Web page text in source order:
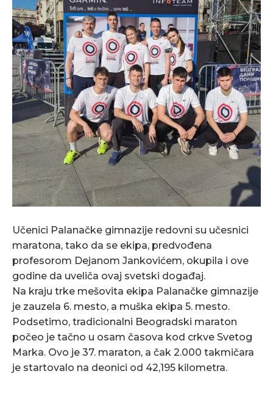
Učenici Palanačke gimnazije redovni su učesnici
maratona, tako da se ekipa, predvođena
profesorom Dejanom Jankovićem, okupila i ove
godine da uveliča ovaj svetski događaj.
Na kraju trke mešovita ekipa Palanačke gimnazije
je zauzela 6. mesto, a muška ekipa 5. mesto.
Podsetimo, tradicionalni Beogradski maraton
počeo je tačno u osam časova kod crkve Svetog
Marka. Ovo je 37. maraton, a čak 2.000 takmičara
je startovalo na deonici od 42,195 kilometra.